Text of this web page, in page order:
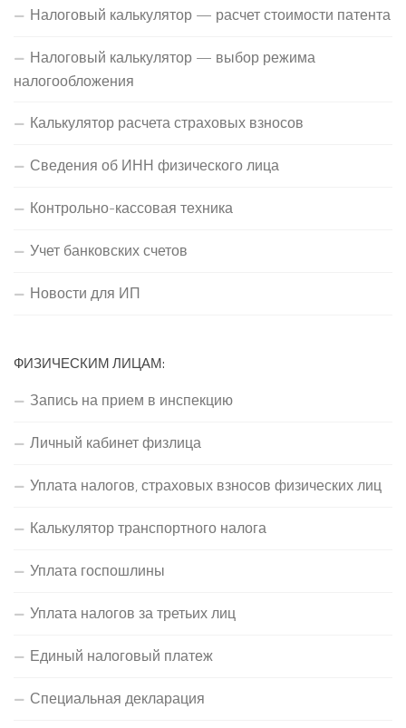
Налоговый калькулятор — расчет стоимости патента
Налоговый калькулятор — выбор режима
налогообложения
Калькулятор расчета страховых взносов
Сведения об ИНН физического лица
Контрольно-кассовая техника
Учет банковских счетов
Новости для ИП
ФИЗИЧЕСКИМ ЛИЦАМ:
Запись на прием в инспекцию
Личный кабинет физлица
Уплата налогов, страховых взносов физических лиц
Калькулятор транспортного налога
Уплата госпошлины
Уплата налогов за третьих лиц
Единый налоговый платеж
Специальная декларация